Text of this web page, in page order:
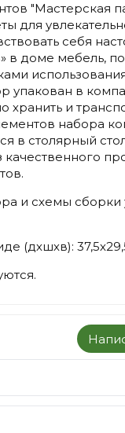
"Мастерская
для
себя
в доме мебель,
упакован в
хранить и
набора
в столярный
и схемы сборки
(дхшхв):